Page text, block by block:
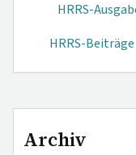
HRRS-
HRRS-
Archiv